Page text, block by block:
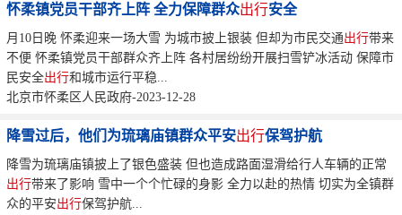
怀柔镇党员干部齐上阵 全力保障群众出行安全
月10日晚 怀柔迎来一场大雪 为城市披上银装 但却为市民交通出行带来
不便 怀柔镇党员干部群众齐上阵 各村居纷纷开展扫雪铲冰活动 保障市
民安全出行和城市运行平稳...
北京市怀柔区人民政府-2023-12-28
降雪过后，他们为琉璃庙镇群众平安出行保驾护航
降雪为琉璃庙镇披上了银色盛装 但也造成路面湿滑给行人车辆的正常
出行带来了影响 雪中一个个忙碌的身影 全力以赴的热情 切实为全镇群
众的平安出行保驾护航...